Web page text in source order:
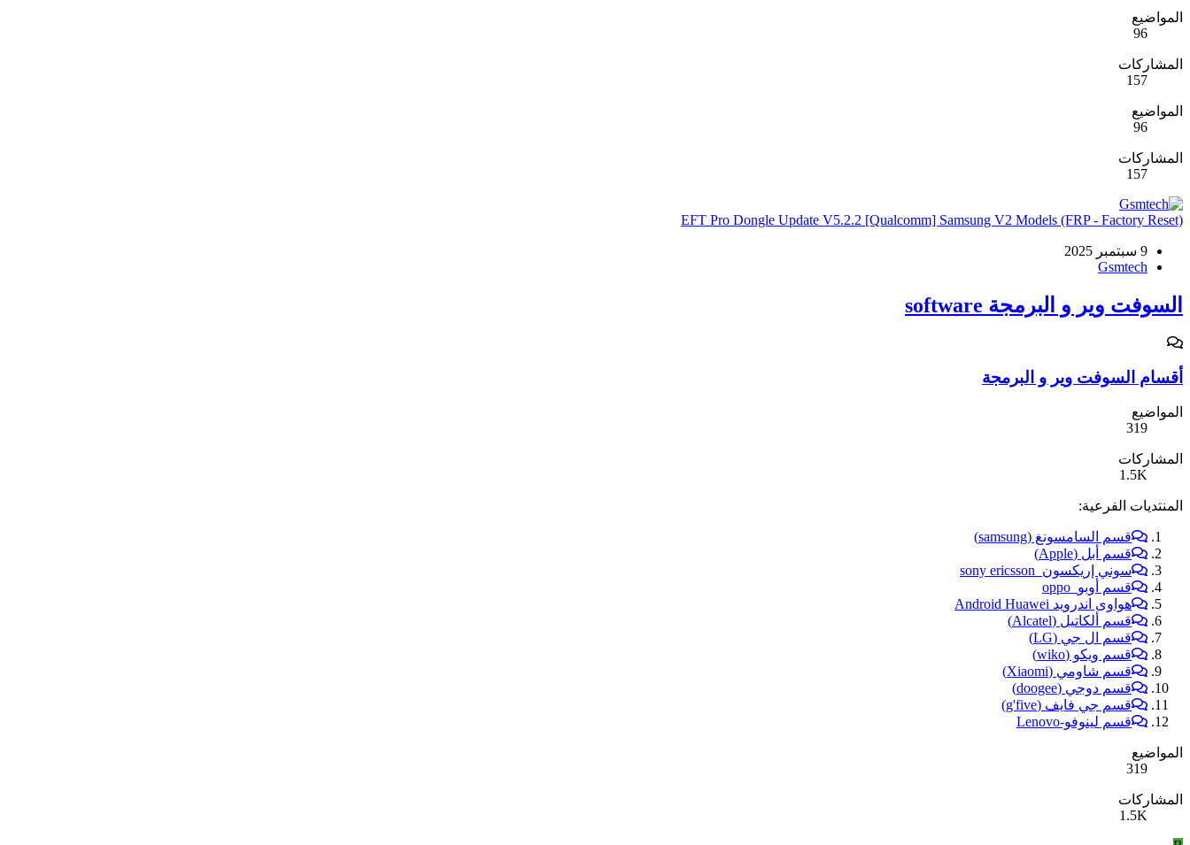
المواضيع
96
المشاركات
157
المواضيع
96
المشاركات
157
EFT Pro Dongle Update V5.2.2 [Qualcomm] Samsung V2 Models (FRP - Factory Reset)
9 سبتمبر 2025
Gsmtech
السوفت وير و البرمجة software
أقسام السوفت وير و البرمجة
المواضيع
319
المشاركات
1.5K
المنتديات الفرعية:
قسم السامسونغ (samsung)
قسم أبل (Apple)
سوني إريكسون_sony ericsson
قسم أوبو_oppo
هواوى اندرويد Android Huawei
قسم ألكاتيل (Alcatel)
قسم ال جي (LG)
قسم ويكو (wiko)
قسم شاومي (Xiaomi)
قسم دوجي (doogee)
قسم جي فايف (g'five)
قسم لينوفو-Lenovo
المواضيع
319
المشاركات
1.5K